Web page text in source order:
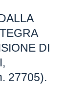
DI
27705).